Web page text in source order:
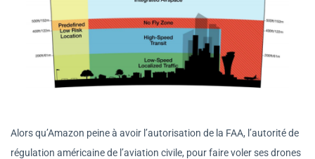
Alors qu’Amazon peine à avoir l’autorisation de la FAA, l’autorité de
régulation américaine de l’aviation civile, pour faire voler ses drones